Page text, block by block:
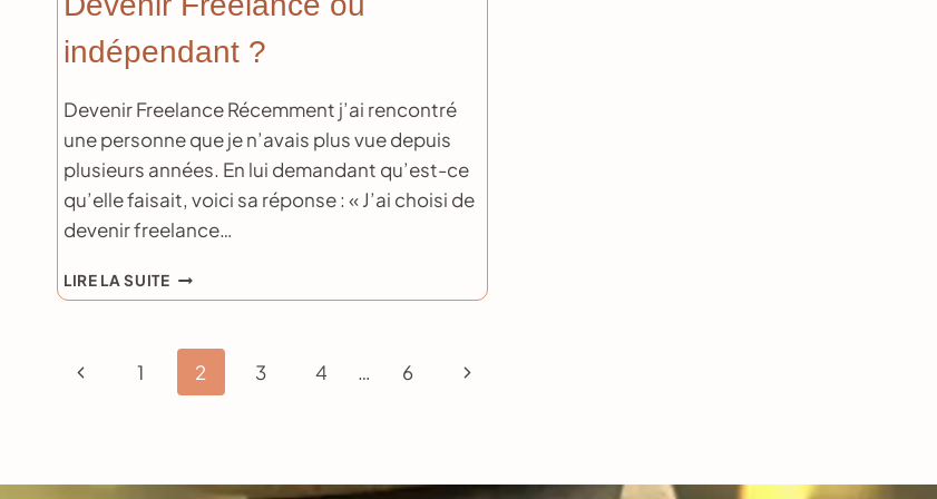
indépendant ?
Devenir Freelance Récemment j’ai rencontré
une personne que je n’avais plus vue depuis
plusieurs années. En lui demandant qu’est-ce
qu’elle faisait, voici sa réponse : « J’ai choisi de
devenir freelance…
LIRE LA SUITEDEVENIR
FREELANCE
INDÉPENDANT
Navigation
Page
1 2 3 4 … 6
Page